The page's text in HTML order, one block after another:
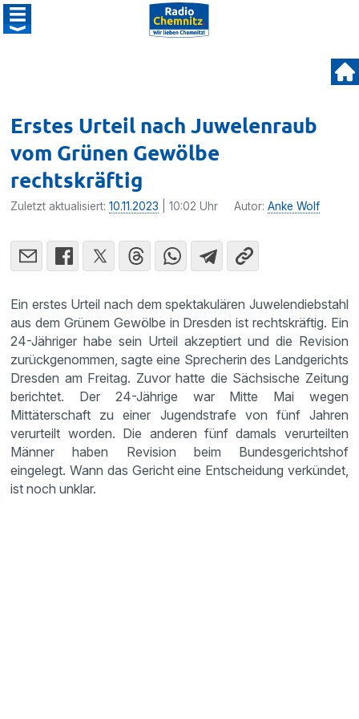
Erstes Urteil nach Juwelenraub
vom Grünen Gewölbe
rechtskräftig
Zuletzt aktualisiert:10.11.2023 | 10:02 Uhr Autor:Anke Wolf
Ein erstes Urteil nach dem spektakulären Juwelendiebstahl
aus dem Grünem Gewölbe in Dresden ist rechtskräftig. Ein
24-Jähriger habe sein Urteil akzeptiert und die Revision
zurückgenommen, sagte eine Sprecherin des Landgerichts
Dresden am Freitag. Zuvor hatte die Sächsische Zeitung
berichtet. Der 24-Jährige war Mitte Mai wegen
Mittäterschaft zu einer Jugendstrafe von fünf Jahren
verurteilt worden. Die anderen fünf damals verurteilten
Männer haben Revision beim Bundesgerichtshof
eingelegt. Wann das Gericht eine Entscheidung verkündet,
ist noch unklar.